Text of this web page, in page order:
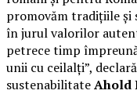
promovăm tradițiile și
în jurul valorilor
petrece timp
unii cu ceilalți”, declară
sustenabilitateAhold